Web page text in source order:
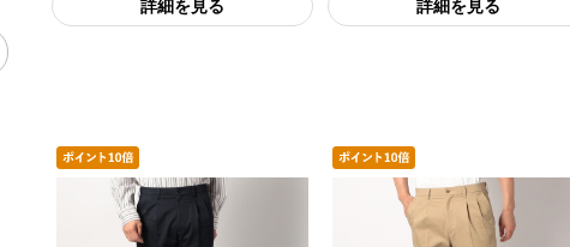
詳細を見る 詳細を見る